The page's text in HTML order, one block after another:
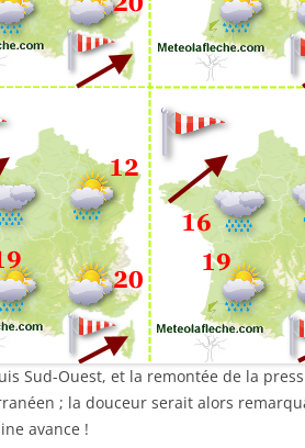
Sud-Ouest, et la remontée de la
; la douceur serait alors
avance !